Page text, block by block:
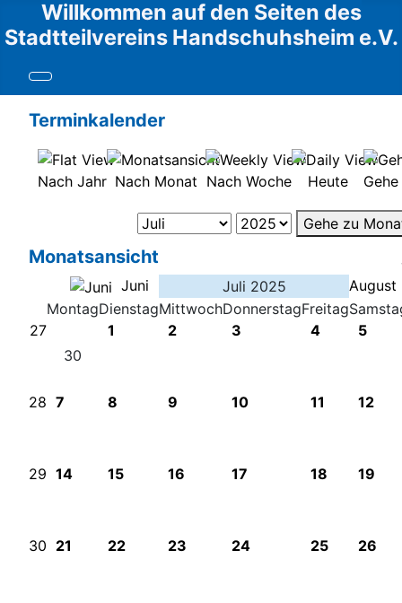
Willkommen auf den Seiten des
Stadtteilvereins Handschuhsheim e.V.
Terminkalender
Nach Jahr Nach Monat Nach Woche Heute
Gehe zu
Monatsansicht
Juni
Juli 2025
August
MontagDienstagMittwochDonnerstagFreitag
27
30
1 2 3 4 5
28 7 8 9 10 11 12
29 14 15 16 17 18 19
30 21 22 23 24 25 26